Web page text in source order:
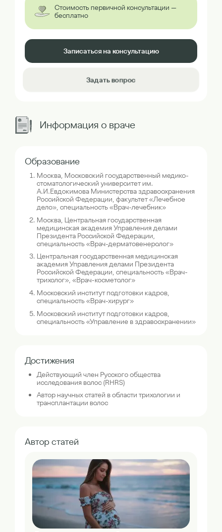
Стоимость первичной консультации —
бесплатно
Записаться на консультацию
Задать вопрос
Информация о враче
Образование
Москва, Московский государственный медико-
стоматологический университет им.
А.И.Евдокимова Министерства здравоохранения
Российской Федерации, факультет «Лечебное
дело», специальность «Врач-лечебник»
Москва, Центральная государственная
медицинская академия Управления делами
Президента Российской Федерации,
специальность «Врач-дерматовенеролог»
Центральная государственная медицинская
академия Управления делами Президента
Российской Федерации, специальность «Врач-
трихолог», «Врач-косметолог»
Московский институт подготовки кадров,
специальность «Врач-хирург»
Московский институт подготовки кадров,
специальность «Управление в здравоохранении»
Достижения
Действующий член Русского общества
исследования волос (RHRS)
Автор научных статей в области трихологии и
трансплантации волос
Автор статей